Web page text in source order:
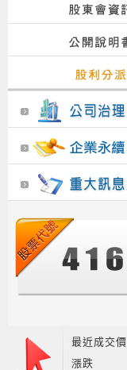
最近成交價
漲跌